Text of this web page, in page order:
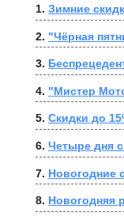
1. Зимние
2. "Чёрная
3.
4. "Мистер
5. Скидки до
6. Четыре дня
7. Новогодние
8. Новогодняя